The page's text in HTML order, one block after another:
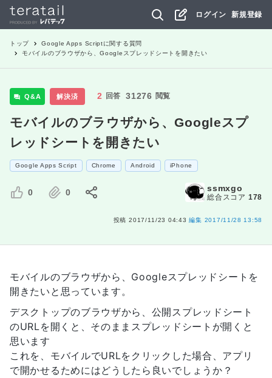
ログイン 新規登録
トップ Google Apps Scriptに関する質問
モバイルのブラウザから、Googleスプレッドシートを開きたい
Q&A 解決済 2 回答 31276 閲覧
モバイルのブラウザから、Googleスプ
レッドシートを開きたい
Google Apps Script Chrome Android iPhone
0 0 ssmxgo
総合スコア 178
投稿 2017/11/23 04:43 編集 2017/11/28 13:58
モバイルのブラウザから、Googleスプレッドシートを
開きたいと思っています。
デスクトップのブラウザから、公開スプレッドシート
のURLを開くと、そのままスプレッドシートが開くと
思います
これを、モバイルでURLをクリックした場合、アプリ
で開かせるためにはどうしたら良いでしょうか？